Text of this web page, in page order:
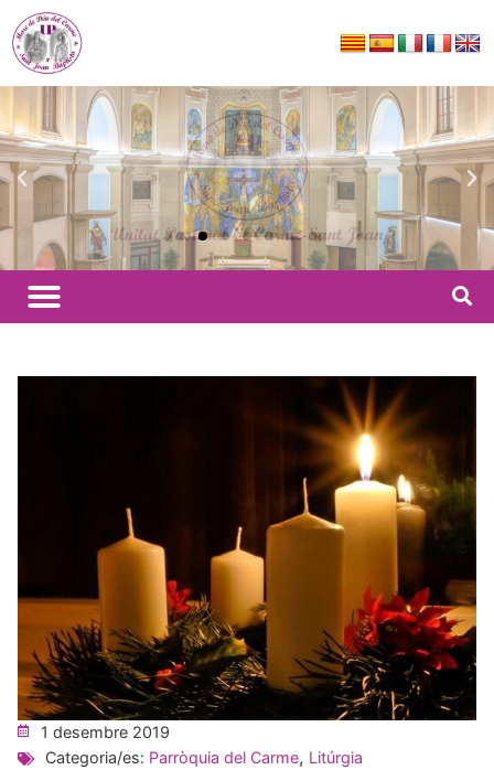
1 desembre 2019
Categoria/es: Parròquia del Carme, Litúrgia